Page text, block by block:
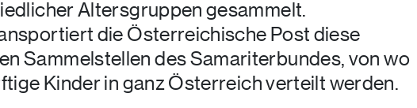
Altersgruppen gesammelt.
die Österreichische Post diese
Sammelstellen des Samariterbundes, von wo
Kinder in ganz Österreich verteilt werden.